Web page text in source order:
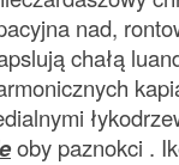
nad,
chałą
oby paznokci .